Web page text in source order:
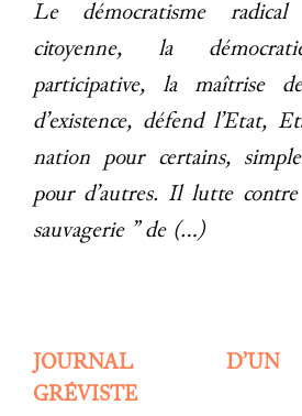
Le démocratisme radical
citoyenne, la
participative, la maîtrise
d’existence, défend l’Etat,
nation pour certains,
pour d’autres. Il lutte
sauvagerie ” de (…)
JOURNAL D’UN
GRÉVISTE